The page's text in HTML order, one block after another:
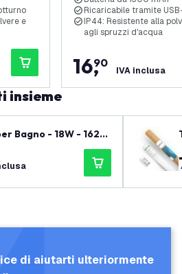
e
Ricaricabile tramite
IP44: Resistente alla
agli spruzzi d'acqua
16,
90
IVA inclusa
insieme
Bagno - 18W - 1620
- Ã˜29 CM - IP44 Im
2700K - Plafoniera L
di aiutarti ulteriormente